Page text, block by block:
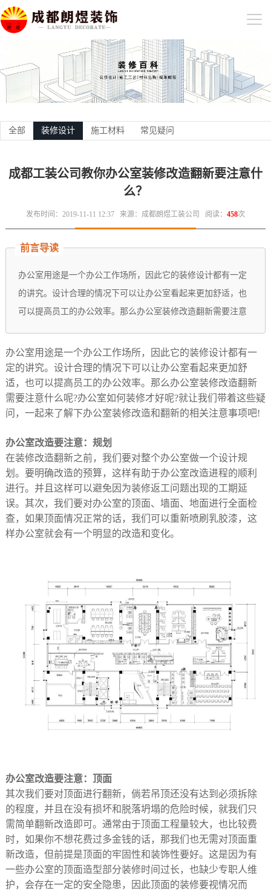
全部 装修设计 施工材料 常见疑问
成都工装公司教你办公室装修改造翻新要注意什
么？
发布时间：2019-11-11 12:37 来源：成都朗煜工装公司 阅读： 458次
前言导读
办公室用途是一个办公工作场所，因此它的装修设计都有一定
的讲究。设计合理的情况下可以让办公室看起来更加舒适，也
可以提高员工的办公效率。那么办公室装修改造翻新需要注意
办公室用途是一个办公工作场所，因此它的装修设计都有一
定的讲究。设计合理的情况下可以让办公室看起来更加舒
适，也可以提高员工的办公效率。那么办公室装修改造翻新
需要注意什么呢?办公室如何装修才好呢?就让我们带着这些疑
问，一起来了解下办公室装修改造和翻新的相关注意事项吧!
办公室改造要注意：规划
在装修改造翻新之前，我们要对整个办公室做一个设计规
划。要明确改造的预算，这样有助于办公室改造进程的顺利
进行。并且这样可以避免因为装修返工问题出现的工期延
误。其次，我们要对办公室的顶面、墙面、地面进行全面检
查，如果顶面情况正常的话，我们可以重新喷刷乳胶漆，这
样办公室就会有一个明显的改造和变化。
办公室改造要注意：顶面
其次我们要对顶面进行翻新，倘若吊顶还没有达到必须拆除
的程度，并且在没有损坏和脱落坍塌的危险时候，就我们只
需简单翻新改造即可。通常由于顶面工程量较大，也比较费
时，如果你不想花费过多金钱的话，那我们也无需对顶面重
新改造，但前提是顶面的牢固性和装饰性要好。这是因为有
一些办公室的顶面造型部分装修时间过长，也缺少专职人维
护，会存在一定的安全隐患，因此顶面的装修要视情况而